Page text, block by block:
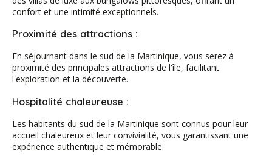
confort et une intimité exceptionnels.
Proximité des attractions :
En séjournant dans le sud de la Martinique, vous serez à
proximité des principales attractions de l'île, facilitant
l'exploration et la découverte.
Hospitalité chaleureuse :
Les habitants du sud de la Martinique sont connus pour leur
accueil chaleureux et leur convivialité, vous garantissant une
expérience authentique et mémorable.